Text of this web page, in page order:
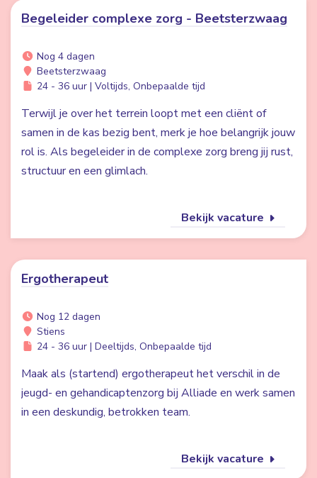
Begeleider complexe zorg - Beetsterzwaag
Nog 4 dagen
Beetsterzwaag
24 - 36 uur | Voltijds, Onbepaalde tijd
Terwijl je over het terrein loopt met een cliënt of
samen in de kas bezig bent, merk je hoe belangrijk jouw
rol is. Als begeleider in de complexe zorg breng jij rust,
structuur en een glimlach.
Bekijk vacature
Ergotherapeut
Nog 12 dagen
Stiens
24 - 36 uur | Deeltijds, Onbepaalde tijd
Maak als (startend) ergotherapeut het verschil in de
jeugd- en gehandicaptenzorg bij Alliade en werk samen
in een deskundig, betrokken team.
Bekijk vacature